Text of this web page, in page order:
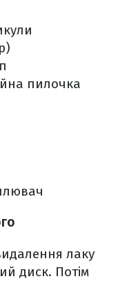
пилочка
лаку
диск. Потім